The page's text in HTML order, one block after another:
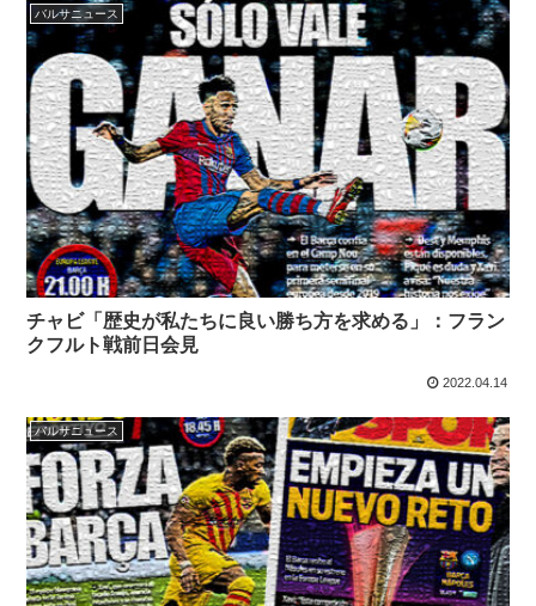
バルサニュース
チャビ「歴史が私たちに良い勝ち方を求める」：フラン
クフルト戦前日会見
2022.04.14
バルサニュース